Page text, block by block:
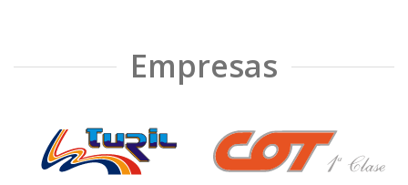
Empresas
❮ ❯